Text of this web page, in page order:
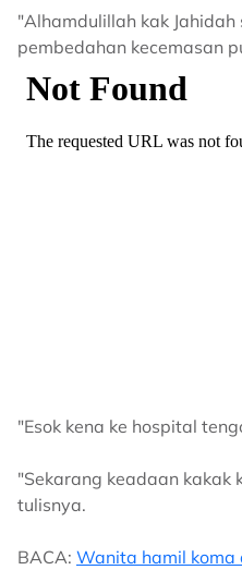
"Alhamdulillah kak
pembedahan kecemasan
"Esok kena ke hospital
"Sekarang keadaan kakak
tulisnya.
BACA: Wanita hamil koma